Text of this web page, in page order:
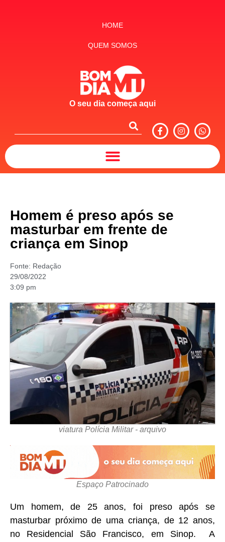
HOME
QUEM SOMOS
O seu dia começa aqui
Homem é preso após se
masturbar em frente de
criança em Sinop
Fonte: Redação
29/08/2022
3:09 pm
viatura Polícia Militar - arquivo
Espaço Patrocinado
Um homem, de 25 anos, foi preso após se
masturbar próximo de uma criança, de 12 anos,
no Residencial São Francisco, em Sinop. A